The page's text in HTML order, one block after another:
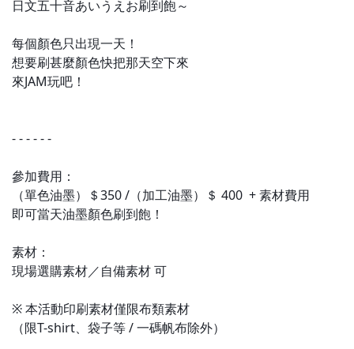
日文五十音あいうえお刷到飽～
每個顏色只出現一天！
想要刷甚麼顏色快把那天空下來
來JAM玩吧！
- - - - - -
參加費用：
（單色油墨）＄350 / （加工油墨）
＄ 400 + 素材費用
即可當天油墨顏色刷到飽！
素材：
現場選購素材／自備素材 可
※ 本活動印刷素材僅限布類素材
（限T-shirt、袋子等 / 一碼帆布除外）